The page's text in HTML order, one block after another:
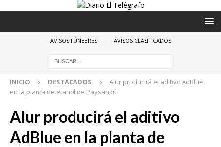
AVISOS FÚNEBRES AVISOS CLASIFICADOS
INICIO DESTACADOS
Alur producirá el aditivo AdBlue
en la planta de etanol de Paysandú
Alur producirá el aditivo
AdBlue en la planta de